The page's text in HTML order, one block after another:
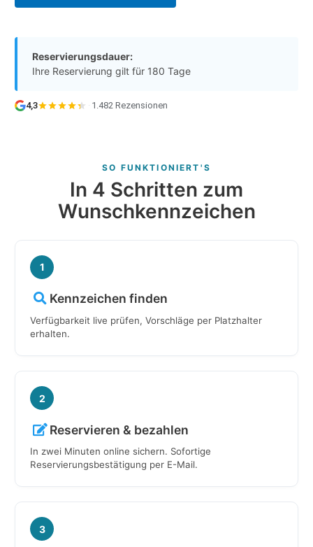
Reservierungsdauer:
Ihre Reservierung gilt für 180 Tage
4,3 · 1.482 Rezensionen
SO FUNKTIONIERT'S
In 4 Schritten zum
Wunschkennzeichen
1
Kennzeichen finden
Verfügbarkeit live prüfen, Vorschläge per Platzhalter
erhalten.
2
Reservieren & bezahlen
In zwei Minuten online sichern. Sofortige
Reservierungsbestätigung per E-Mail.
3